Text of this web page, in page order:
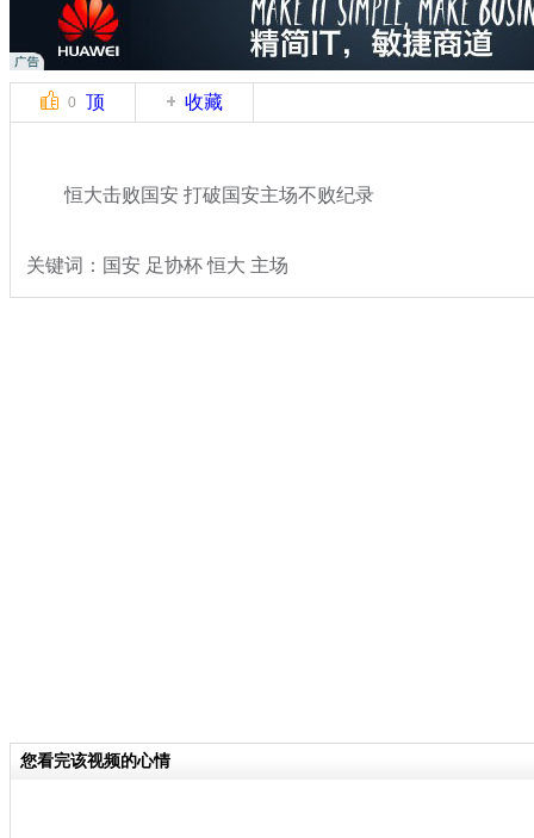
0 顶 收藏
恒大击败国安 打破国安主场不败纪录
关键词：国安 足协杯 恒大 主场
您看完该视频的心情